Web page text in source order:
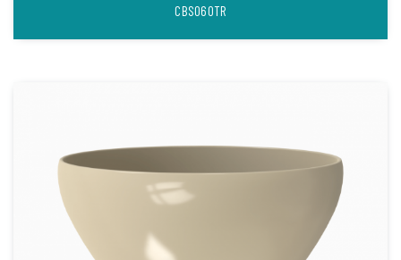
CBS060TR